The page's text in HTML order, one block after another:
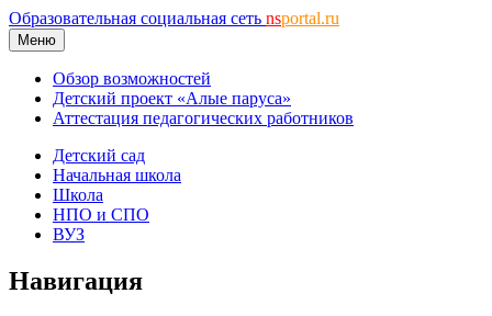
Образовательная социальная сеть nsportal.ru
Меню
Обзор возможностей
Детский проект «Алые паруса»
Аттестация педагогических работников
Детский сад
Начальная школа
Школа
НПО и СПО
ВУЗ
Навигация